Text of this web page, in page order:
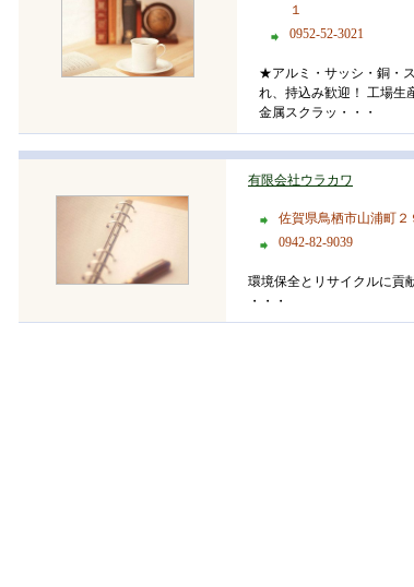
１
0952-52-3021
★アルミ・サッシ・銅・
れ、持込み歓迎！ 工場生
金属スクラッ・・・
有限会社ウラカワ
佐賀県鳥栖市山浦町２
0942-82-9039
環境保全とリサイクルに貢
・・・